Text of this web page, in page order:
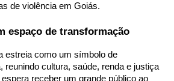
de violência em Goiás.
espaço de transformação
estreia como um símbolo de
reunindo cultura, saúde, renda e justiça
receber um grande público ao